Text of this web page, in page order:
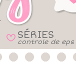
B SÉRIES
controle de eps